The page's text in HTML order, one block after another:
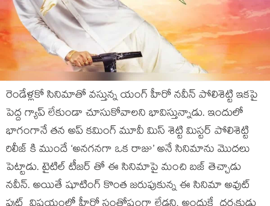
రెండేళ్లకో సినిమాతో వస్తున్న యంగ్ హీరో నవీన్ పోలిశెట్టి ఇకపై
పెద్ద గ్యాప్ లేకుండా చూసుకోవాలని భావిస్తున్నాడు. ఇందులో
భాగంగానే తన అప్ కమింగ్ మూవీ మిస్ శెట్టి మిస్టర్ పోలిశెట్టి
రిలీజ్ కి ముందే ‘అనగనగా ఒక రాజు’ అనే సినిమాను మొదలు
పెట్టాడు. టైటిల్ టీజర్ తో ఈ సినిమాపై మంచి బజ్ తెచ్చాడు
నవీన్. అయితే షూటింగ్ కొంత జరుపుకున్న ఈ సినిమా అవుట్